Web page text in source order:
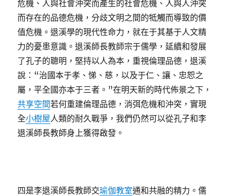
危機、人與社會沖突而產生的社會危機、人與人沖突
而存在的品德危機，分歧文明之間的牴觸而導致的價
值危機。退溪學的現代性命力，就在于其基于人文精
力的憂患意識。退溪師長教師宗于儒學，延續和發展
了孔子的聰明，堅持以人為本，重視倫理品德，退溪
說：“治國本于孝、悌、慈，以及于仁、讓、忠恕之
屬，平全國亦本于三者。”在明天新的時代佈景之下，
共享空間若何重建倫理品德，消弭危機和沖突，實現
全小樹屋人類的耐久戰爭，我們仍然可以從孔子和李
退溪師長教師身上獲得啟發。
四是李退溪師長教師交瑜伽教室通和共融的精力。儒